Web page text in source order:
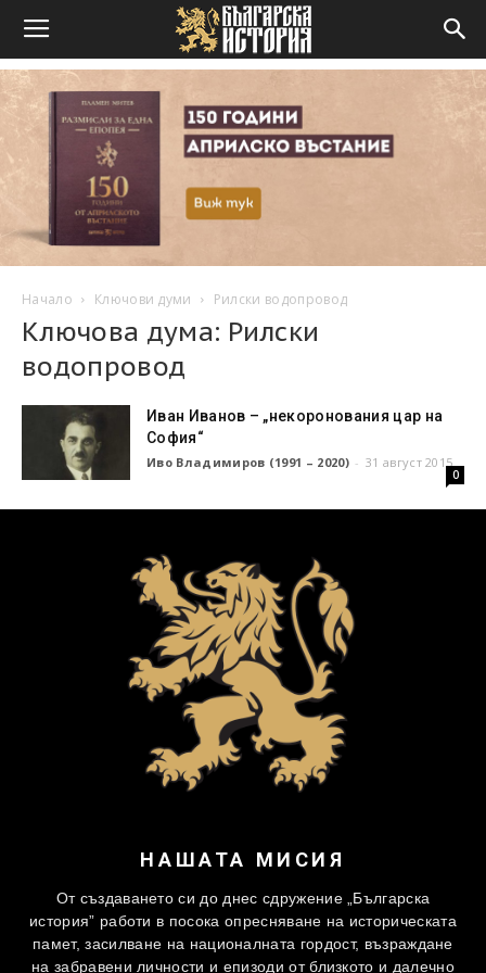
Начало Ключови думи Рилски водопровод
Ключова дума: Рилски
водопровод
Иван Иванов – „некоронования цар на
София“
Иво Владимиров (1991 – 2020) - 31 август 2015
0
НАШАТА МИСИЯ
От създаването си до днес сдружение „Българска
история” работи в посока опресняване на историческата
памет, засилване на националната гордост, възраждане
на забравени личности и епизоди от близкото и далечно